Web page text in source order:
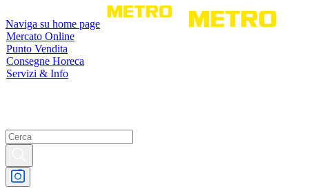
Naviga su home page
Mercato Online
Punto Vendita
Consegne Horeca
Servizi & Info